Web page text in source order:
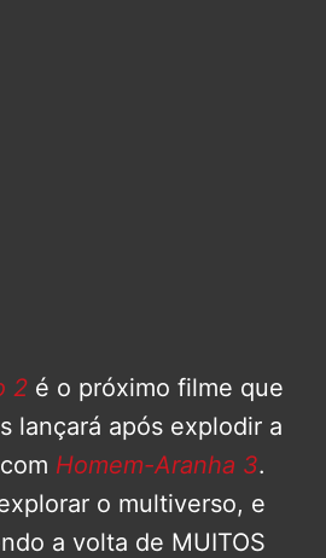
2 é o próximo filme que
lançará após explodir a
Homem-Aranha 3.
o multiverso, e
a volta de MUITOS